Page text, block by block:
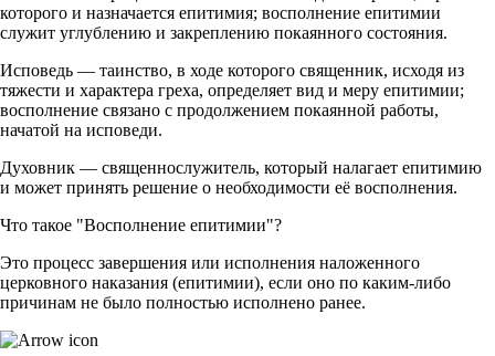
которого и назначается епитимия; восполнение епитимии
служит углублению и закреплению покаянного состояния.
Исповедь — таинство, в ходе которого священник, исходя из
тяжести и характера греха, определяет вид и меру епитимии;
восполнение связано с продолжением покаянной работы,
начатой на исповеди.
Духовник — священнослужитель, который налагает епитимию
и может принять решение о необходимости её восполнения.
Что такое "Восполнение епитимии"?
Это процесс завершения или исполнения наложенного
церковного наказания (епитимии), если оно по каким‑либо
причинам не было полностью исполнено ранее.